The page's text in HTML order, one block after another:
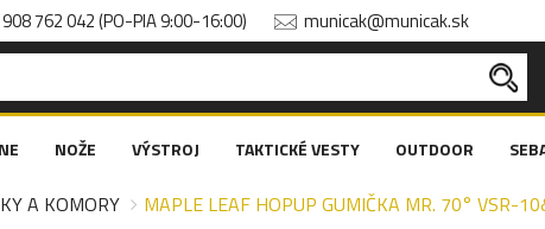
762 042 (PO-PIA 9:00-16:00) municak@municak.sk
NOŽE VÝSTROJ TAKTICKÉ VESTY OUTDOOR
A KOMORY MAPLE LEAF HOPUP GUMIČKA MR. 70° VSR-